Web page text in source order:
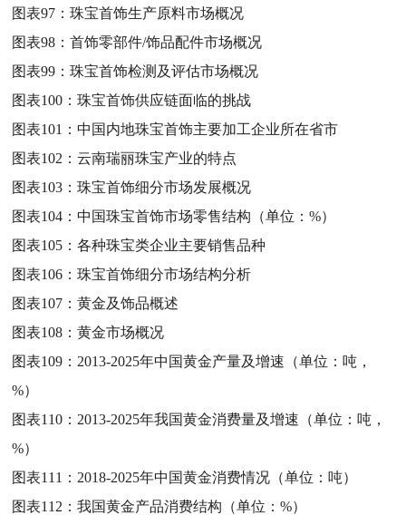
图表97：珠宝首饰生产原料市场概况
图表98：首饰零部件/饰品配件市场概况
图表99：珠宝首饰检测及评估市场概况
图表100：珠宝首饰供应链面临的挑战
图表101：中国内地珠宝首饰主要加工企业所在省市
图表102：云南瑞丽珠宝产业的特点
图表103：珠宝首饰细分市场发展概况
图表104：中国珠宝首饰市场零售结构（单位：%）
图表105：各种珠宝类企业主要销售品种
图表106：珠宝首饰细分市场结构分析
图表107：黄金及饰品概述
图表108：黄金市场概况
图表109： 2013-2025年中国黄金产量及增速（单位：吨，
%）
图表110： 2013-2025年我国黄金消费量及增速（单位：吨，
%）
图表111： 2018-2025年中国黄金消费情况（单位：吨）
图表112：我国黄金产品消费结构（单位：%）